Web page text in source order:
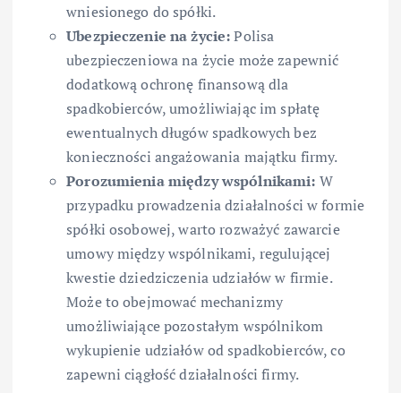
wniesionego do spółki.
Ubezpieczenie na życie:Polisa
ubezpieczeniowa na życie może zapewnić
dodatkową ochronę finansową dla
spadkobierców, umożliwiając im spłatę
ewentualnych długów spadkowych bez
konieczności angażowania majątku firmy.
Porozumienia między wspólnikami: W
przypadku prowadzenia działalności w formie
spółki osobowej, warto rozważyć zawarcie
umowy między wspólnikami, regulującej
kwestie dziedziczenia udziałów w firmie.
Może to obejmować mechanizmy
umożliwiające pozostałym wspólnikom
wykupienie udziałów od spadkobierców, co
zapewni ciągłość działalności firmy.